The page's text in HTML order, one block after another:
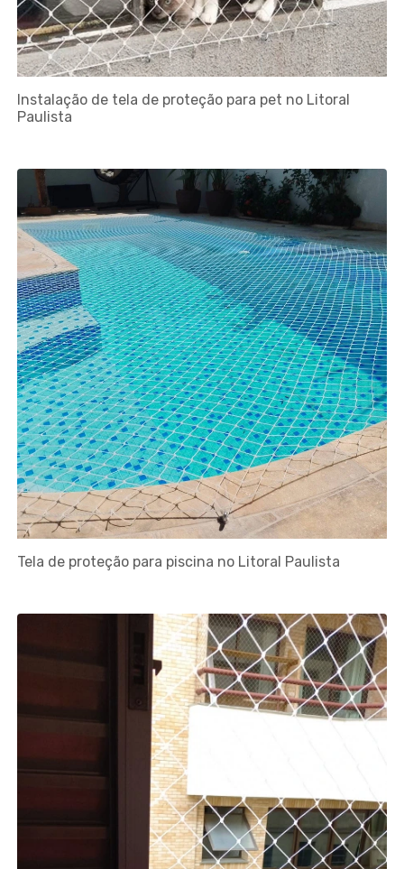
Instalação de tela de proteção para pet no Litoral
Paulista
Tela de proteção para piscina no Litoral Paulista